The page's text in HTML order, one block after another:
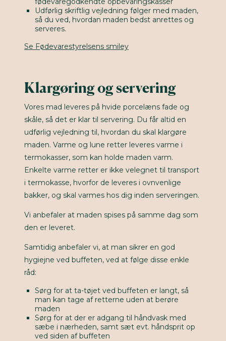
Udførlig skriftlig vejledning følger med maden,
så du ved, hvordan maden bedst anrettes og
serveres.
Se Fødevarestyrelsens smiley
Klargøring og servering
Vores mad leveres på hvide porcelæns fade og
skåle, så det er klar til servering. Du får altid en
udførlig vejledning til, hvordan du skal klargøre
maden. Varme og lune retter leveres varme i
termokasser, som kan holde maden varm.
Enkelte varme retter er ikke velegnet til transport
i termokasse, hvorfor de leveres i ovnvenlige
bakker, og skal varmes hos dig inden serveringen.
Vi anbefaler at maden spises på samme dag som
den er leveret.
Samtidig anbefaler vi, at man sikrer en god
hygiejne ved buffeten, ved at følge disse enkle
råd:
Sørg for at ta-tøjet ved buffeten er langt, så
man kan tage af retterne uden at berøre
maden
Sørg for at der er adgang til håndvask med
sæbe i nærheden, samt sæt evt. håndsprit op
ved siden af buffeten